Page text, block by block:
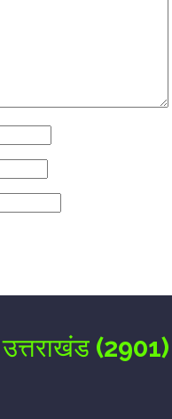
उत्तराखंड (2901)